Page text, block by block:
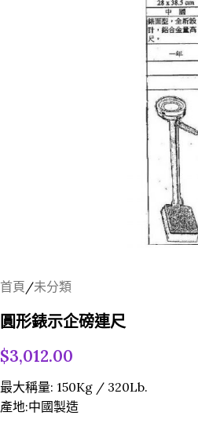
首頁/未分類
圓形錶示企磅連尺
$3,012.00
最大稱量: 150Kg / 320Lb.
產地:中國製造